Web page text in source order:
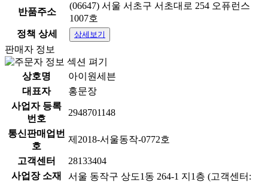
반품주소
(06647) 서울 서초구 서초대로 254 오퓨런스
1007호
정책 상세
상세보기
판매자 정보
상호명
아이원세븐
대표자
홍문장
사업자 등록
번호
2948701148
통신판매업번
호
제2018-서울동작-0772호
고객센터
28133404
사업장 소재
서울 동작구 상도1동 264-1 지1층 (고객센터: